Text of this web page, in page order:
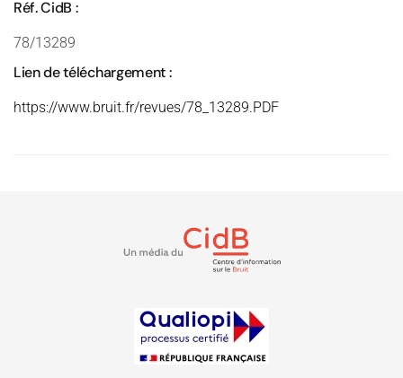
Réf. CidB :
78/13289
Lien de téléchargement :
https://www.bruit.fr/revues/78_13289.PDF